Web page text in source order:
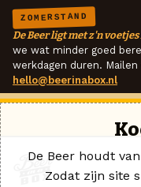
ZOMERSTAND
De Beer ligt met z'n
we wat minder goed
werkdagen duren.
hello@beerinabox.nl
De Beer houdt
Zodat zijn site